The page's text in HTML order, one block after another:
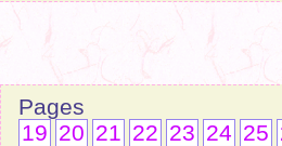
19 20 21 22 23 24 25